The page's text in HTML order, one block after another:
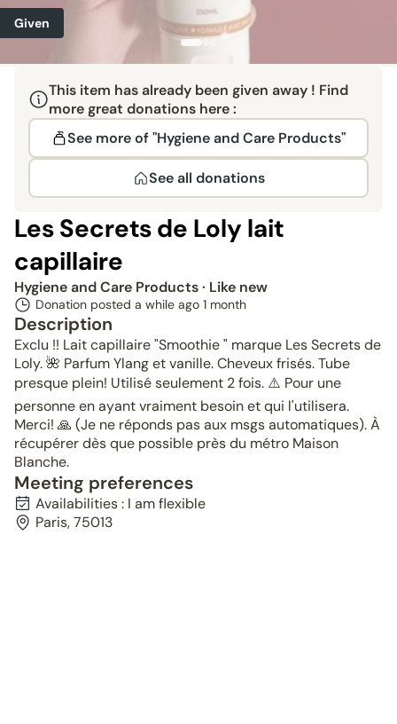
Given
This item has already been given away ! Find
more great donations here :
See more of "Hygiene and Care Products"
See all donations
Les Secrets de Loly lait
capillaire
Hygiene and Care Products· Like new
Donation posted a while ago 1 month
Description
Exclu !! Lait capillaire "Smoothie " marque Les Secrets de
Loly. 🌺 Parfum Ylang et vanille. Cheveux frisés. Tube
presque plein! Utilisé seulement 2 fois. ⚠️ Pour une
personne en ayant vraiment besoin et qui l'utilisera.
Merci! 🙏 (Je ne réponds pas aux msgs automatiques). À
récupérer dès que possible près du métro Maison
Blanche.
Meeting preferences
Availabilities : I am flexible
Paris, 75013